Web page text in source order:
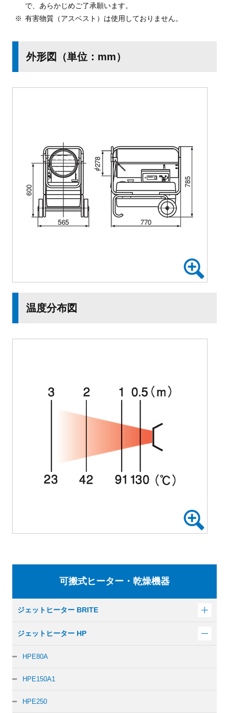
で、あらかじめご了承願います。
有害物質（アスベスト）は使用しておりません。
外形図（単位：mm）
温度分布図
可搬式ヒーター・乾燥機器
ジェットヒーター BRITE
ジェットヒーター HP
HPE80A
HPE150A1
HPE250